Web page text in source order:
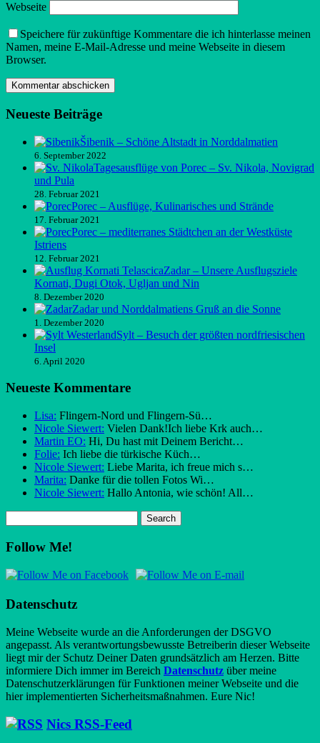
Webseite
Speichere für zukünftige Kommentare die ich hinterlasse meinen
Namen, meine E-Mail-Adresse und meine Webseite in diesem
Browser.
Neueste Beiträge
Šibenik – Schöne Altstadt in Norddalmatien
6. September 2022
Tagesausflüge von Porec – Sv. Nikola, Novigrad
und Pula
28. Februar 2021
Porec – Ausflüge, Kulinarisches und Strände
17. Februar 2021
Porec – mediterranes Städtchen an der Westküste
Istriens
12. Februar 2021
Zadar – Unsere Ausflugsziele
Kornati, Dugi Otok, Ugljan und Nin
8. Dezember 2020
Zadar und Norddalmatiens Gruß an die Sonne
1. Dezember 2020
Sylt – Besuch der größten nordfriesischen
Insel
6. April 2020
Neueste Kommentare
Lisa: Flingern-Nord und Flingern-Sü…
Nicole Siewert: Vielen Dank!Ich liebe Krk auch…
Martin EO: Hi, Du hast mit Deinem Bericht…
Folie: Ich liebe die türkische Küch…
Nicole Siewert: Liebe Marita, ich freue mich s…
Marita: Danke für die tollen Fotos Wi…
Nicole Siewert: Hallo Antonia, wie schön! All…
Follow Me!
Datenschutz
Meine Webseite wurde an die Anforderungen der DSGVO
angepasst. Als verantwortungsbewusste Betreiberin dieser Webseite
liegt mir der Schutz Deiner Daten grundsätzlich am Herzen. Bitte
informiere Dich immer im Bereich Datenschutz über meine
Datenschutzerklärungen für Funktionen meiner Webseite und die
hier implementierten Sicherheitsmaßnahmen. Eure Nic!
Nics RSS-Feed